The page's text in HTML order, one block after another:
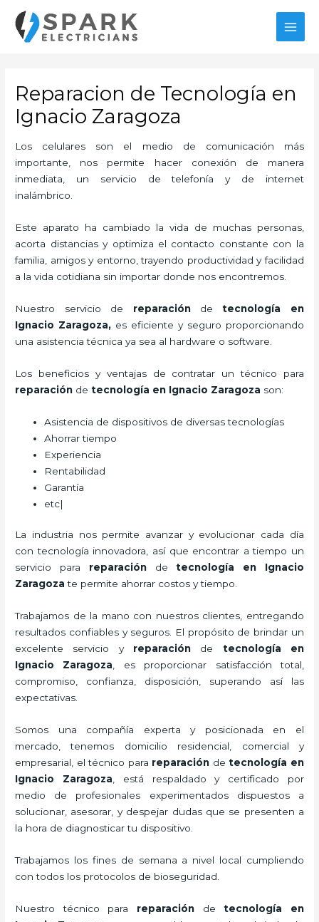
contenido
Reparacion de Tecnología en
Ignacio Zaragoza
Los celulares son el medio de comunicación más
importante, nos permite hacer conexión de manera
inmediata, un servicio de telefonía y de internet
inalámbrico.
Este aparato ha cambiado la vida de muchas personas,
acorta distancias y optimiza el contacto constante con la
familia, amigos y entorno, trayendo productividad y facilidad
a la vida cotidiana sin importar donde nos encontremos.
Nuestro servicio de reparacióndetecnología
en
Ignacio Zaragoza, es eficiente y seguro proporcionando
una asistencia técnica ya sea al hardware o software.
Los beneficios y ventajas de contratar un técnico para
reparación detecnología en Ignacio Zaragoza son:
Asistencia de dispositivos de diversas tecnologías
Ahorrar tiempo
Experiencia
Rentabilidad
Garantía
etc|
La industria nos permite avanzar y evolucionar cada día
con tecnología innovadora, así que encontrar a tiempo un
servicio para reparacióndetecnología
en Ignacio
Zaragoza te permite ahorrar costos y tiempo.
Trabajamos de la mano con nuestros clientes, entregando
resultados confiables y seguros. El propósito de brindar un
excelente servicio y reparación de tecnología
en
Ignacio Zaragoza , es proporcionar satisfacción total,
compromiso, confianza, disposición, superando así las
expectativas.
Somos una compañía experta y posicionada en el
mercado, tenemos domicilio residencial, comercial y
empresarial, el técnico para reparación detecnología en
Ignacio Zaragoza , está respaldado y certificado por
medio de profesionales experimentados dispuestos a
solucionar, asesorar, y despejar dudas que se presenten a
la hora de diagnosticar tu dispositivo.
Trabajamos los fines de semana a nivel local cumpliendo
con todos los protocolos de bioseguridad.
Nuestro técnico para reparación detecnología
en